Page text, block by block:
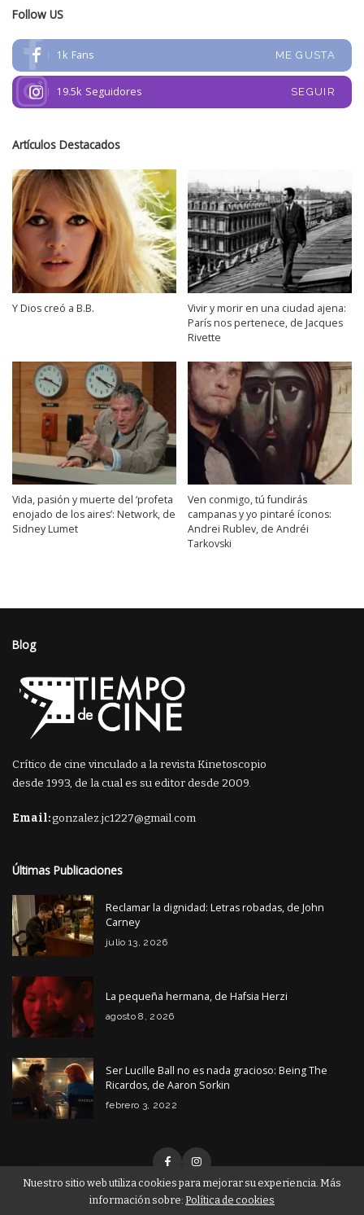
Follow US
1k Fans ME GUSTA
19.5k Seguidores SEGUIR
Artículos Destacados
Y Dios creó a B.B.
Vivir y morir en una ciudad ajena:
París nos pertenece, de Jacques
Rivette
Vida, pasión y muerte del ‘profeta
enojado de los aires’: Network, de
Sidney Lumet
Ven conmigo, tú fundirás
campanas y yo pintaré íconos:
Andrei Rublev, de Andréi
Tarkovski
Blog
Crítico de cine vinculado a la revista Kinetoscopio
desde 1993, de la cual es su editor desde 2009.
Email:gonzalez.jc1227@gmail.com
Últimas Publicaciones
Reclamar la dignidad: Letras robadas, de John
Carney
julio 13, 2026
La pequeña hermana, de Hafsia Herzi
agosto 8, 2026
Ser Lucille Ball no es nada gracioso: Being The
Ricardos, de Aaron Sorkin
febrero 3, 2022
Nuestro sitio web utiliza cookies para mejorar su experiencia. Más
información sobre: Política de cookies